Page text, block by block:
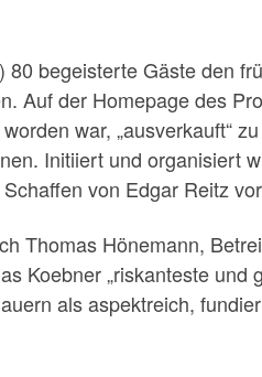
80 begeisterte Gäste den
Auf der Homepage des
war, „ausverkauft“
Initiiert und organisiert
von Edgar Reitz
Thomas Hönemann,
Koebner „riskanteste
als aspektreich,